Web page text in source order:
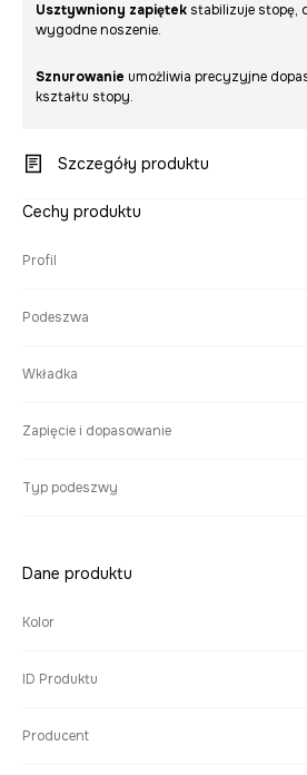
Usztywniony zapiętek stabilizuje stopę,
wygodne noszenie.
Sznurowanie umożliwia precyzyjne
kształtu stopy.
Szczegóły produktu
Cechy produktu
Profil
Podeszwa
Wkładka
Zapięcie i dopasowanie
Typ podeszwy
Dane produktu
Kolor
ID Produktu
Producent